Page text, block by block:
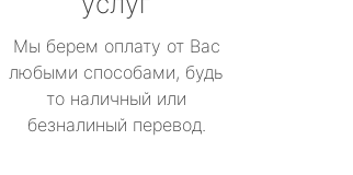
Мы берем оплату от Вас
любыми способами, будь
то наличный или
безналиный перевод.